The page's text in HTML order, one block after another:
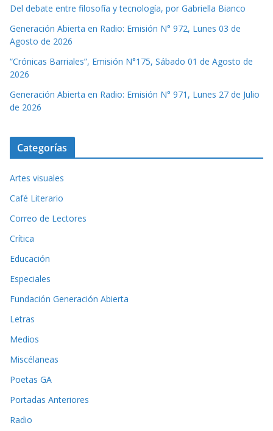
Del debate entre filosofía y tecnología, por Gabriella Bianco
Generación Abierta en Radio: Emisión N° 972, Lunes 03 de
Agosto de 2026
“Crónicas Barriales”, Emisión N°175, Sábado 01 de Agosto de
2026
Generación Abierta en Radio: Emisión N° 971, Lunes 27 de Julio
de 2026
Categorías
Artes visuales
Café Literario
Correo de Lectores
Crítica
Educación
Especiales
Fundación Generación Abierta
Letras
Medios
Miscélaneas
Poetas GA
Portadas Anteriores
Radio